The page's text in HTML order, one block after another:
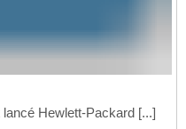
Hewlett-Packard [...]